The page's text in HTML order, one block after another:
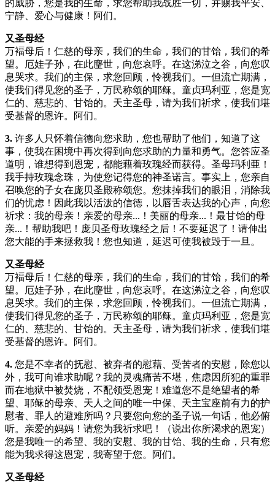
的威胁，您是我的生命，求您帮助我战胜一切，并赐我平安、
宁静、爱心与健康！阿们。
又圣母经
万褔母后！仁慈的母亲，我们的生命，我们的甘饴，我们的希
望。厄娃子孙，在此麈世，向您哀呼。在这涕泣之谷，向您叹
息哭求。我们的主保，求您回顾，怜视我们。一但流亡期满，
使我们得见您的圣子，万民称颂的耶稣。童贞玛利亚，您是宽
仁的、慈悲的、甘饴的。天主圣母，请为我们祈求，使我们堪
受基督的恩许。阿们。
3. 许多人只怀着信德向您求助，您也帮助了他们，知道了这
事，使我在困境中再次得到向您求助的力量和勇气。您答应圣
道明，谁想得到恩宠，都能藉着玫瑰经而获得。圣母玛利亜！
我手持玫瑰念珠，为使您记得您的神圣诺言。事实上，您亲自
召唤您的子女在庞贝圣殿称颂您。您抹掉我们的眼泪，消除我
们的忧虑！因此我以活泼的信德，以唇舌表达我的心声，向您
祈求：我的母亲！亲爱的母亲...！美丽的母亲...！最甘饴的母
亲...！帮助我吧！庞贝圣母玫瑰经之后！不要延迟了！请伸出
您大能的手来拯救我！您也知道，延迟可使我被毁于一旦。
又圣母经
万褔母后！仁慈的母亲，我们的生命，我们的甘饴，我们的希
望。厄娃子孙，在此麈世，向您哀呼。在这涕泣之谷，向您叹
息哭求。我们的主保，求您回顾，怜视我们。一但流亡期满，
使我们得见您的圣子，万民称颂的耶稣。童贞玛利亚，您是宽
仁的、慈悲的、甘饴的。天主圣母，请为我们祈求，使我们堪
受基督的恩许。阿们。
4. 您是不幸者的抚慰、被弃者的慰藉、受苦者的安慰，除您以
外，我可向谁求助呢？我的灵魂痛苦不堪，焦虑因所犯的重罪
而在地狱中被焚烧，不配领受恩宠！难道您不是绝望者的希
望、耶稣的母亲、天人之间的唯一中保、天主宝座前有力的护
慰者、罪人的避难所吗？只要您向您的圣子说一句话，他必俯
听。亲爱的妈妈！请您为我祈求吧！（说出你所渴求的恩宠）
您是我唯一的希望、我的安慰、我的甘饴、我的生命，只有您
能为我求得这恩宠，我寄望于您。阿们。
又圣母经